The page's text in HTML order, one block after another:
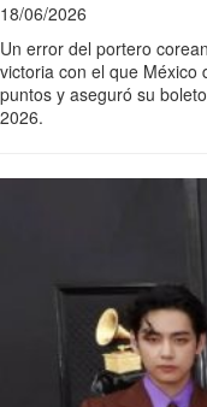
18/06/2026
Un error del portero
victoria con el que México
puntos y aseguró su
2026.